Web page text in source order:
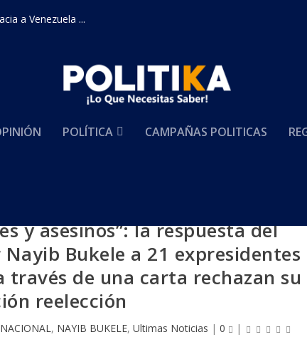
a Venezuela ...
POLÍTICA CAMPAÑAS POLITICAS
y asesinos”: la respuesta del
Bukele a 21 expresidentes
través de una carta rechazan su
reelección
, NAYIB BUKELE,Ultimas Noticias |0 |